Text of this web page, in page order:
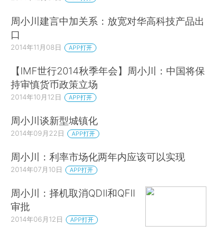
周小川建言中加关系：放宽对华高科技产品出
口
2014年11月08日 APP打开
【IMF世行2014秋季年会】周小川：中国将保
持审慎货币政策立场
2014年10月12日 APP打开
周小川谈新型城镇化
2014年09月22日 APP打开
周小川：利率市场化两年内应该可以实现
2014年07月10日 APP打开
周小川：择机取消QDII和QFII
审批
2014年06月12日 APP打开